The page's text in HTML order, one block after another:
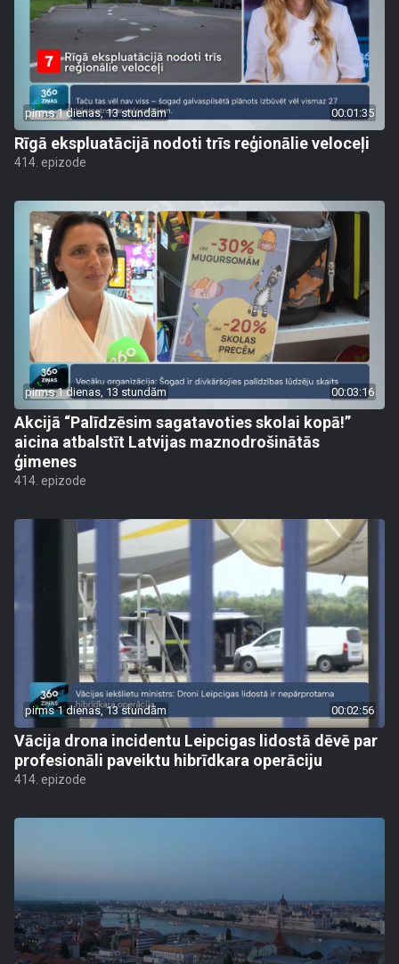
pirms 1 dienas, 13 stundām 00:01:35
Rīgā ekspluatācijā nodoti trīs reģionālie veloceļi
414. epizode
pirms 1 dienas, 13 stundām 00:03:16
Akcijā “Palīdzēsim sagatavoties skolai kopā!”
aicina atbalstīt Latvijas maznodrošinātās
ģimenes
414. epizode
pirms 1 dienas, 13 stundām 00:02:56
Vācija drona incidentu Leipcigas lidostā dēvē par
profesionāli paveiktu hibrīdkara operāciju
414. epizode